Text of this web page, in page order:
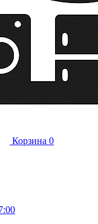
Корзина 0